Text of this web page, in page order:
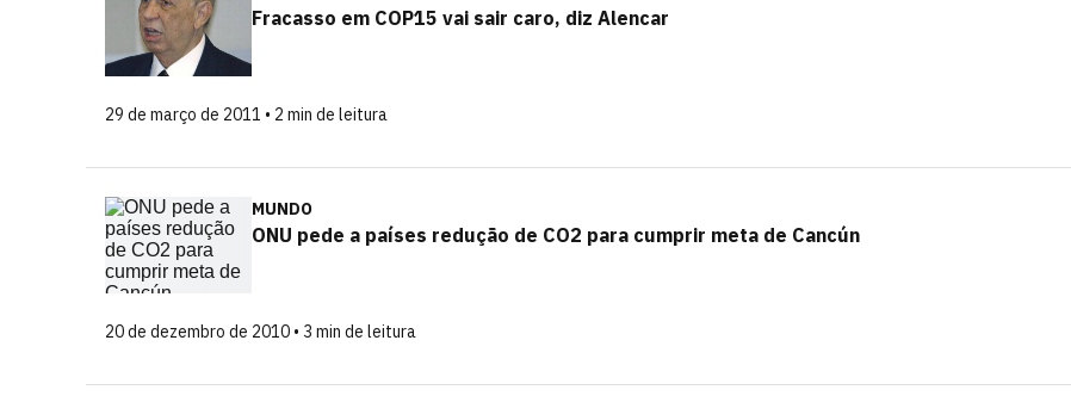
Fracasso em COP15 vai sair caro, diz Alencar
29 de março de 2011 • 2 min de leitura
MUNDO
ONU pede a países redução de CO2 para cumprir meta de Cancún
20 de dezembro de 2010 • 3 min de leitura